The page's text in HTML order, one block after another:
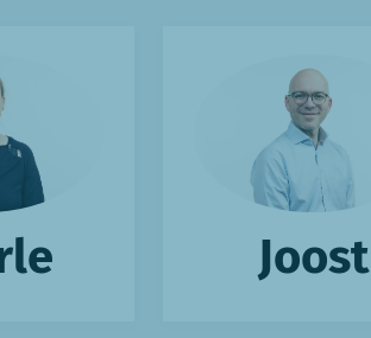
Joost